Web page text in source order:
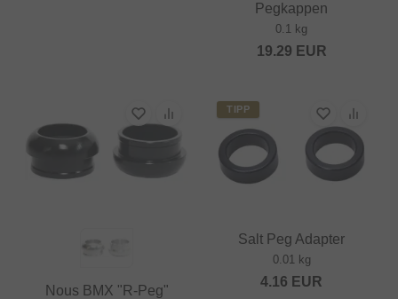
Pegkappen
0.1 kg
19.29 EUR
Nous BMX "R-Peg"
TIPP
Salt Peg Adapter
0.01 kg
4.16 EUR